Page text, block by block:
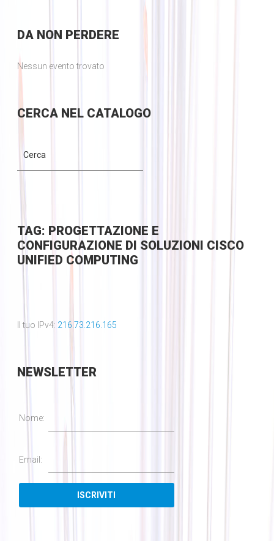
DANON PERDERE
Nessun evento trovato
CERCANEL CATALOGO
TAG: PROGETTAZIONE E
CONFIGURAZIONE DI SOLUZIONI CISCO
UNIFIED COMPUTING
Il tuo IPv4: 216.73.216.165
NEWSLETTER
Nome:
Email: